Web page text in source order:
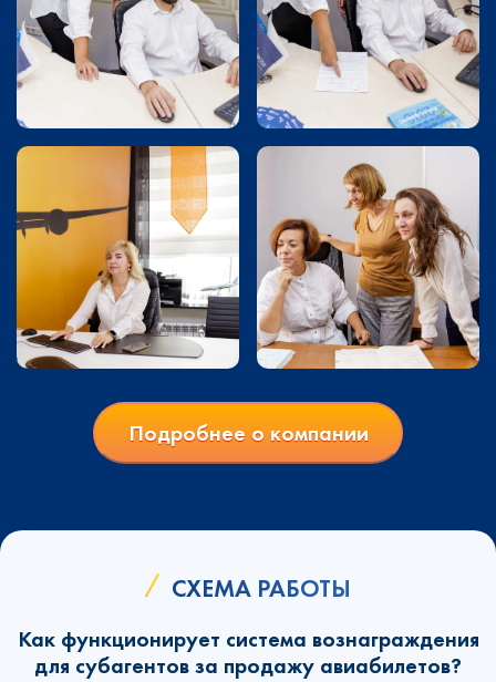
Подробнее о компании
СХЕМА РАБОТЫ
Как функционирует система вознаграждения
для субагентов за продажу авиабилетов?